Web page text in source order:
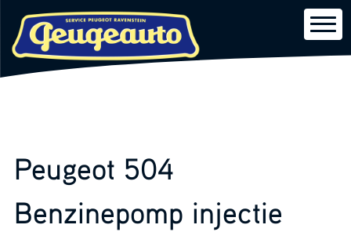
content
Peugeot 504
Benzinepomp injectie